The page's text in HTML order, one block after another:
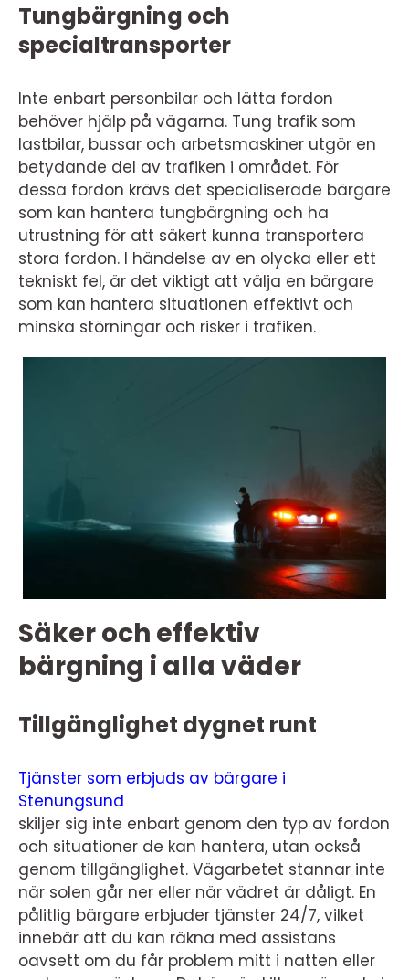
Tungbärgning och
specialtransporter
Inte enbart personbilar och lätta fordon
behöver hjälp på vägarna. Tung trafik som
lastbilar, bussar och arbetsmaskiner utgör en
betydande del av trafiken i området. För
dessa fordon krävs det specialiserade bärgare
som kan hantera tungbärgning och ha
utrustning för att säkert kunna transportera
stora fordon. I händelse av en olycka eller ett
tekniskt fel, är det viktigt att välja en bärgare
som kan hantera situationen effektivt och
minska störningar och risker i trafiken.
Säker och effektiv
bärgning i alla väder
Tillgänglighet dygnet runt
Tjänster som erbjuds av bärgare i
Stenungsund
skiljer sig inte enbart genom den typ av fordon
och situationer de kan hantera, utan också
genom tillgänglighet. Vägarbetet stannar inte
när solen går ner eller när vädret är dåligt. En
pålitlig bärgare erbjuder tjänster 24/7, vilket
innebär att du kan räkna med assistans
oavsett om du får problem mitt i natten eller